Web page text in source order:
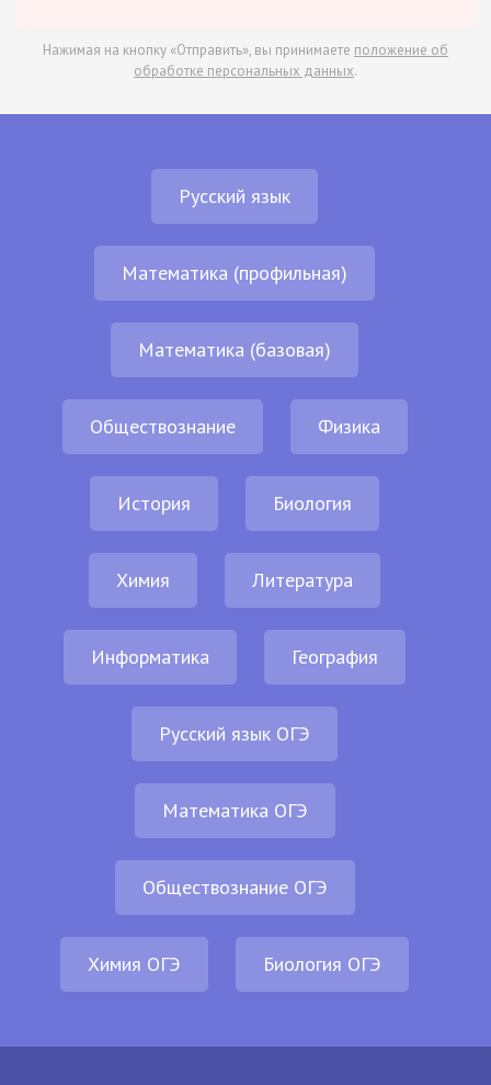
Нажимая на кнопку «Отправить», вы принимаете положение об
обработке персональных данных.
Русский язык
Математика (профильная)
Математика (базовая)
Обществознание Физика
История Биология
Химия Литература
Информатика География
Русский язык ОГЭ
Математика ОГЭ
Обществознание ОГЭ
Химия ОГЭ Биология ОГЭ